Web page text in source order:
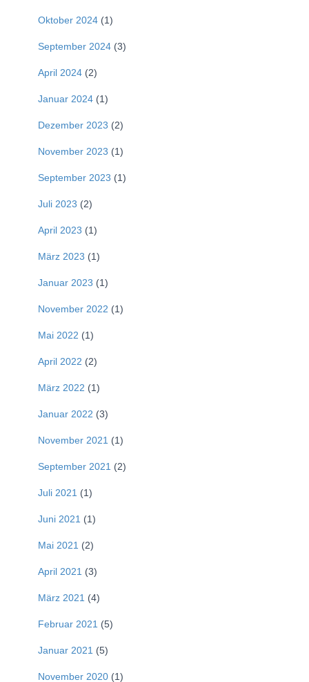
Oktober 2024 (1)
September 2024 (3)
April 2024 (2)
Januar 2024 (1)
Dezember 2023 (2)
November 2023 (1)
September 2023 (1)
Juli 2023 (2)
April 2023 (1)
März 2023 (1)
Januar 2023 (1)
November 2022 (1)
Mai 2022 (1)
April 2022 (2)
März 2022 (1)
Januar 2022 (3)
November 2021 (1)
September 2021 (2)
Juli 2021 (1)
Juni 2021 (1)
Mai 2021 (2)
April 2021 (3)
März 2021 (4)
Februar 2021 (5)
Januar 2021 (5)
November 2020 (1)